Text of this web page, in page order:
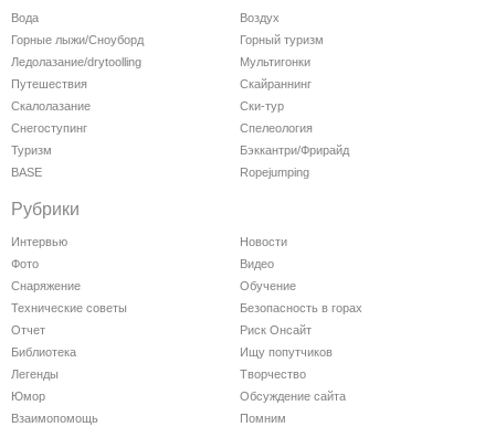
Вода
Воздух
Горные лыжи/Сноуборд
Горный туризм
Ледолазание/drytoolling
Мультигонки
Путешествия
Скайраннинг
Скалолазание
Ски-тур
Снегоступинг
Спелеология
Туризм
Бэккантри/Фрирайд
BASE
Ropejumping
Рубрики
Интервью
Новости
Фото
Видео
Снаряжение
Обучение
Технические советы
Безопасность в горах
Отчет
Риск Онсайт
Библиотека
Ищу попутчиков
Легенды
Творчество
Юмор
Обсуждение сайта
Взаимопомощь
Помним